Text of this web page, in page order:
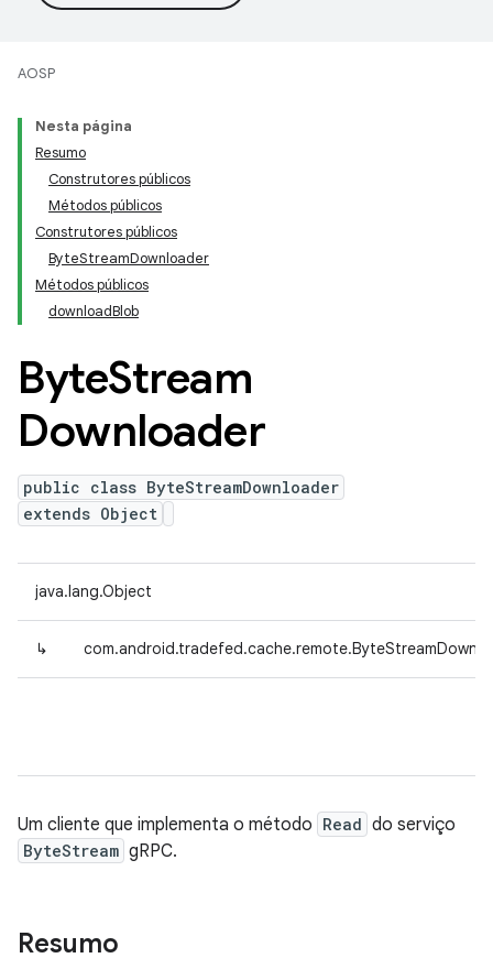
AOSP
Nesta página
Resumo
Construtores públicos
Métodos públicos
Construtores públicos
ByteStreamDownloader
Métodos públicos
downloadBlob
ByteStream
Downloader
public class ByteStreamDownloader
extends Object
java.lang.Object
↳
Um cliente que implementa o método Read do serviço
ByteStream gRPC.
Resumo